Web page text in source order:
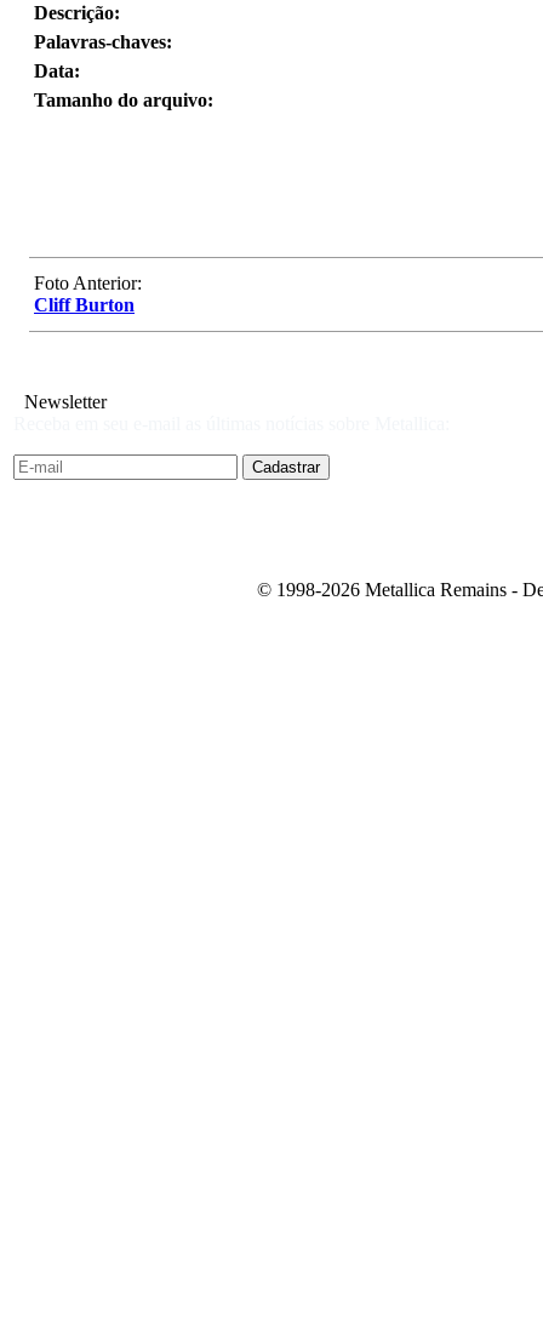
Descrição:
Palavras-chaves:
Data:
Tamanho do arquivo:
Foto Anterior:
Cliff Burton
Newsletter
© 1998-2026 Metallica Remains -